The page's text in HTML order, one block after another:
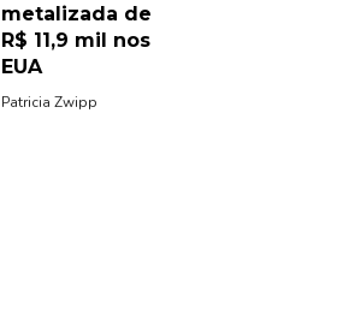
metalizada de
R$ 11,9 mil nos
EUA
Patricia Zwipp